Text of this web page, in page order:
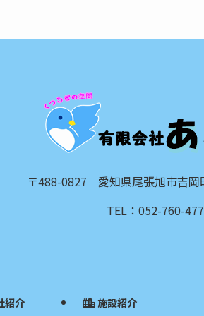
〒488-0827 愛知県尾張旭市吉岡
TEL：052-760-
紹介 施設紹介